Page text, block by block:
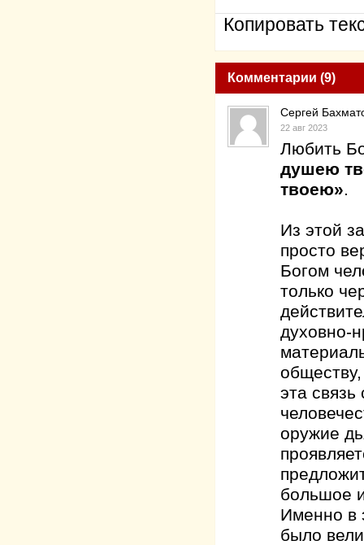
Копировать
Комментарии (9)
Сергей
22 авг 2023
Любить
душею
твоею».
Из этой
просто
Богом
только
духовно-
эта связь
оружие
большое
Именно в
было